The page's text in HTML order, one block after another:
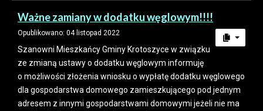
Ważne zamiany w dodatku węglowym!!!!
Opublikowano: 04 listopad 2022
Szanowni Mieszkańcy Gminy Krotoszyce w związku
ze zmianą ustawy o dodatku węglowym informuję
o możliwości złożenia wniosku o wypłatę dodatku węglowego
dla gospodarstwa domowego zamieszkującego pod jednym
adresem z innymi gospodarstwami domowymi jeżeli nie ma